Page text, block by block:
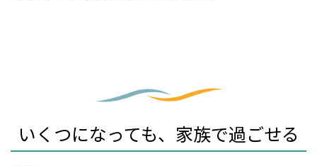
いくつになっても、家族で過ごせる